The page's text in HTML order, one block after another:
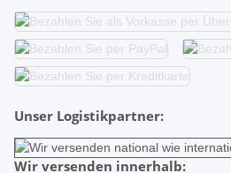
Unser Logistikpartner:
Wir versenden innerhalb: